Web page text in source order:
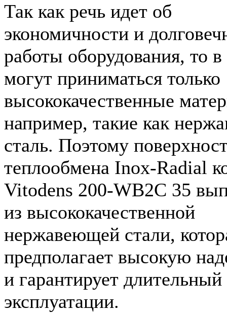
Так как речь идет об
экономичности и
работы оборудования, то в
могут приниматься только
высококачественные
например, такие как
сталь. Поэтому
теплообмена Inox-Radial
Vitodens 200-WB2C 35
из высококачественной
нержавеющей стали,
предполагает высокую
и гарантирует длительный
эксплуатации.